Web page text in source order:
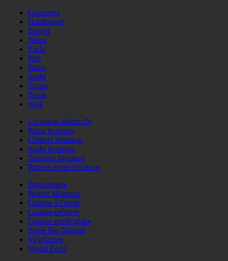
Couscous
Hamburger
Burger
Nems
Paëla
Phö
Pizza
Sushi
Tajine
Tapas
Wok
Livraison àdomicile
Pizza livraison
Chinois livraison
Sushi livraison
Japonais livraison
Plateau repas livraison
Bistronomie
Bistrot Moderne
Cuisine à l'azote
Cuisine créative
Cuisine moléculaire
Santé Bio Naturel
Végétarien
World Food